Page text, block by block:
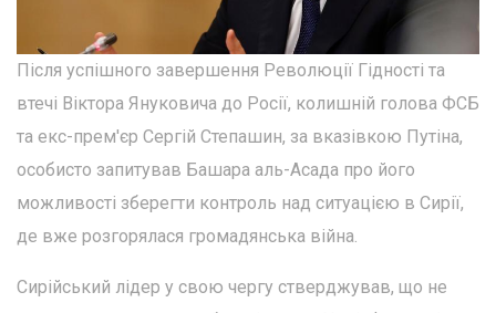
Після успішного завершення Революції Гідності та
втечі Віктора Януковича до Росії, колишній голова ФСБ
та екс-прем'єр Сергій Степашин, за вказівкою Путіна,
особисто запитував Башара аль-Асада про його
можливості зберегти контроль над ситуацією в Сирії,
де вже розгорялася громадянська війна.
Сирійський лідер у свою чергу стверджував, що не